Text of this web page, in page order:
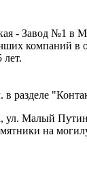
- Завод №1 в
компаний в
лет.
разделе
ул. Малый
на